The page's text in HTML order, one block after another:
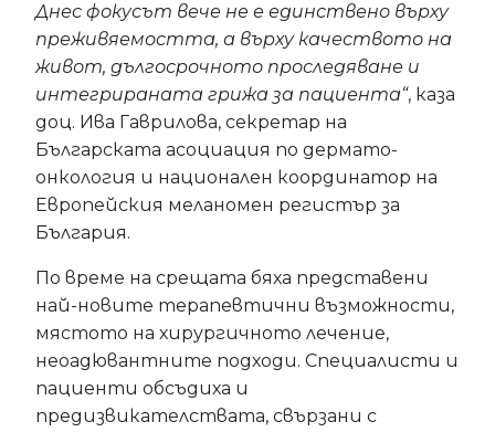
Днес фокусът вече не е единствено върху
преживяемостта, а върху качеството на
живот, дългосрочното проследяване и
интегрираната грижа за пациента“, каза
доц. Ива Гаврилова, секретар на
Българската асоциация по дермато-
онкология и национален координатор на
Европейския меланомен регистър за
България.
По време на срещата бяха представени
най-новите терапевтични възможности,
мястото на хирургичното лечение,
неоадювантните подходи. Специалисти и
пациенти обсъдиха и
предизвикателствата, свързани с